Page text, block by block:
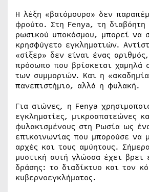
Η λέξη «βατόμουρο» δεν
φρούτο. Στη Fenya, τη διαβόητη
ρωσικού υποκόσμου, μπορεί να
κρησφύγετο εγκληματιών.
«σίξερ» δεν είναι ένας
πρόσωπο που βρίσκεται χαμηλά
των συμμοριών. Και η
πανεπιστήμιο, αλλά η φυλακή.
Για αιώνες, η Fenya
εγκληματίες, μικροαπατεώνες
φυλακισμένους στη Ρωσία ως
επικοινωνίας που μπορούσε να
αρχές και τους αμύητους.
μυστική αυτή γλώσσα έχει βρει
δράσης: το διαδίκτυο και τον
κυβερνοεγκλήματος.